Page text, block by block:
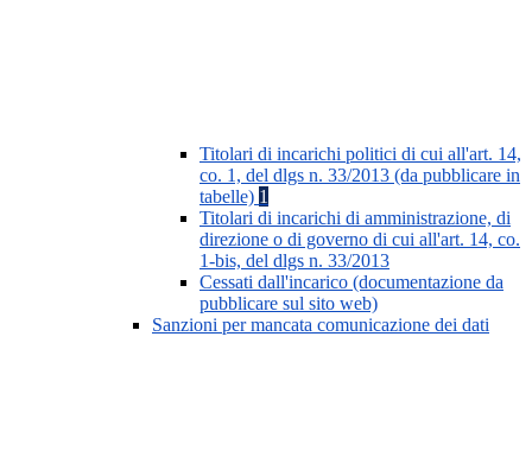
Titolari di incarichi politici di cui all'art. 14,
co. 1, del dlgs n. 33/2013 (da pubblicare in
tabelle) 1
Titolari di incarichi di amministrazione, di
direzione o di governo di cui all'art. 14, co.
1-bis, del dlgs n. 33/2013
Cessati dall'incarico (documentazione da
pubblicare sul sito web)
Sanzioni per mancata comunicazione dei dati